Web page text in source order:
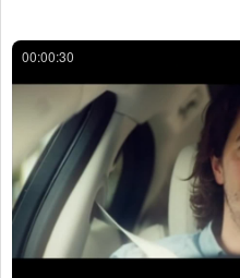
00:00:30